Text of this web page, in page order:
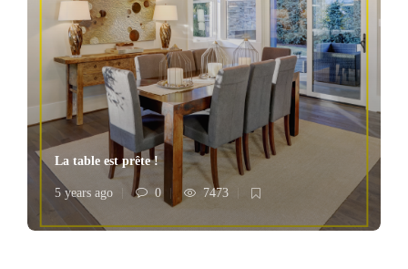
La table est prête !
5 years ago 0 7473